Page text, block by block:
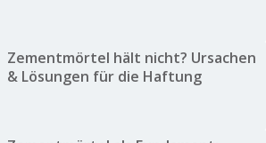
Zementmörtel hält nicht? Ursachen
& Lösungen für die Haftung